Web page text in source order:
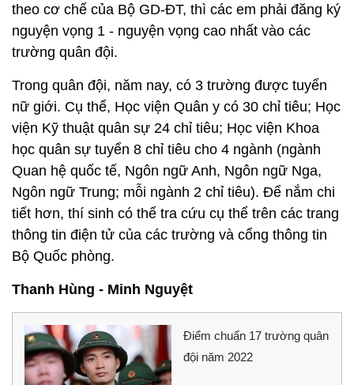
theo cơ chế của Bộ GD-ĐT, thì các em phải đăng ký
nguyện vọng 1 - nguyện vọng cao nhất vào các
trường quân đội.
Trong quân đội, năm nay, có 3 trường được tuyển
nữ giới. Cụ thể, Học viện Quân y có 30 chỉ tiêu; Học
viện Kỹ thuật quân sự 24 chỉ tiêu; Học viện Khoa
học quân sự tuyển 8 chỉ tiêu cho 4 ngành (ngành
Quan hệ quốc tế, Ngôn ngữ Anh, Ngôn ngữ Nga,
Ngôn ngữ Trung; mỗi ngành 2 chỉ tiêu). Để nắm chi
tiết hơn, thí sinh có thể tra cứu cụ thể trên các trang
thông tin điện tử của các trường và cổng thông tin
Bộ Quốc phòng.
Thanh Hùng - Minh Nguyệt
Điểm chuẩn 17 trường quân
đội năm 2022